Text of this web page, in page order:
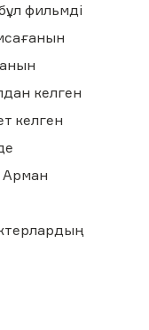
фильмді
келген
келген
Арман